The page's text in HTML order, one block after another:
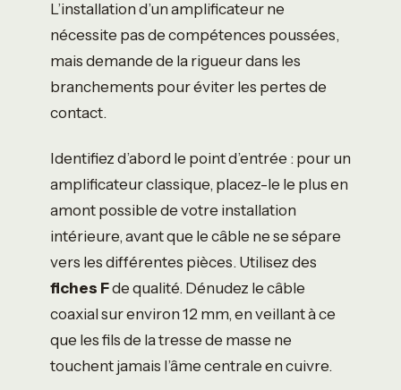
L’installation d’un amplificateur ne
nécessite pas de compétences poussées,
mais demande de la rigueur dans les
branchements pour éviter les pertes de
contact.
Identifiez d’abord le point d’entrée : pour un
amplificateur classique, placez-le le plus en
amont possible de votre installation
intérieure, avant que le câble ne se sépare
vers les différentes pièces. Utilisez des
fiches Fde qualité. Dénudez le câble
coaxial sur environ 12 mm, en veillant à ce
que les fils de la tresse de masse ne
touchent jamais l’âme centrale en cuivre.